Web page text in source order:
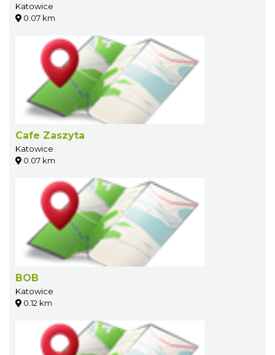
Katowice
0.07 km
Cafe Zaszyta
Katowice
0.07 km
BOB
Katowice
0.12 km